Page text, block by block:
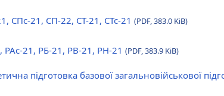
СПс-21, СП-22, СТ-21, СТс-21 (PDF, 383.0 KiB)
РАс-21, РБ-21, РВ-21, РН-21 (PDF, 383.9 KiB)
підготовка базової загальновійськової